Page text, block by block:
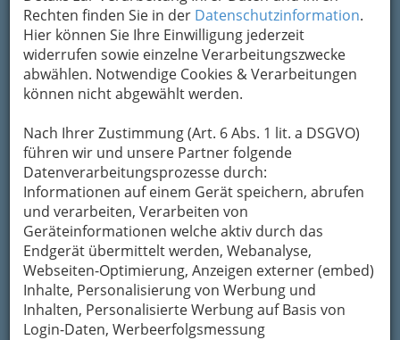
Rechten finden Sie in der Datenschutzinformation.
Hier können Sie Ihre Einwilligung jederzeit
widerrufen sowie einzelne Verarbeitungszwecke
abwählen. Notwendige Cookies & Verarbeitungen
können nicht abgewählt werden.
Nach Ihrer Zustimmung (Art. 6 Abs. 1 lit. a DSGVO)
führen wir und unsere Partner folgende
Datenverarbeitungsprozesse durch:
Informationen auf einem Gerät speichern, abrufen
und verarbeiten, Verarbeiten von
Geräteinformationen welche aktiv durch das
Endgerät übermittelt werden, Webanalyse,
Webseiten-Optimierung, Anzeigen externer (embed)
Inhalte, Personalisierung von Werbung und
Inhalten, Personalisierte Werbung auf Basis von
Login-Daten, Werbeerfolgsmessung
So gliedert die WKO
Branntweinerzeuger
Essigerzeuger
Fischverarbeitung
Fruchtsäfteerzeuger